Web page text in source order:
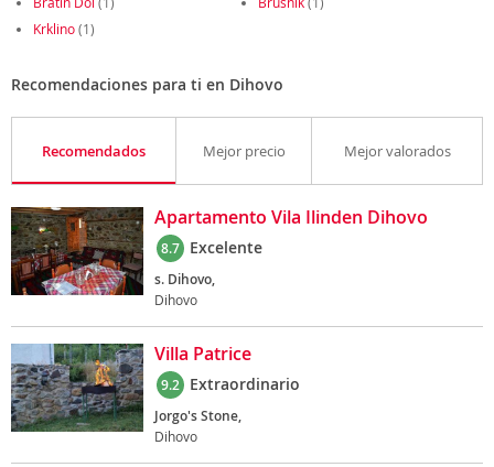
Krklino(1)
Recomendaciones para ti en Dihovo
Recomendados Mejor precio Mejor valorados
Apartamento Vila Ilinden Dihovo
8.7 Excelente
s. Dihovo,
Dihovo
Villa Patrice
9.2 Extraordinario
Jorgo's Stone,
Dihovo